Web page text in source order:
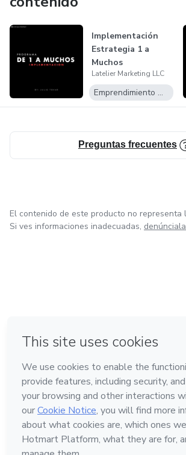
Implementación
Estrategia 1 a
Muchos
Latelier Marketing LLC
Emprendimiento Digital
Preguntas frecuentes
El contenido de este producto no representa
Si ves informaciones inadecuadas,
Hecho con❤ en Ciudad de México
Conoce Hotmart
Idioma
Español